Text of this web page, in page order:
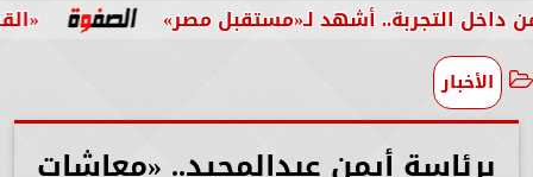
«القومي أشهد لـ«مستقبل مصر»
الأخبار